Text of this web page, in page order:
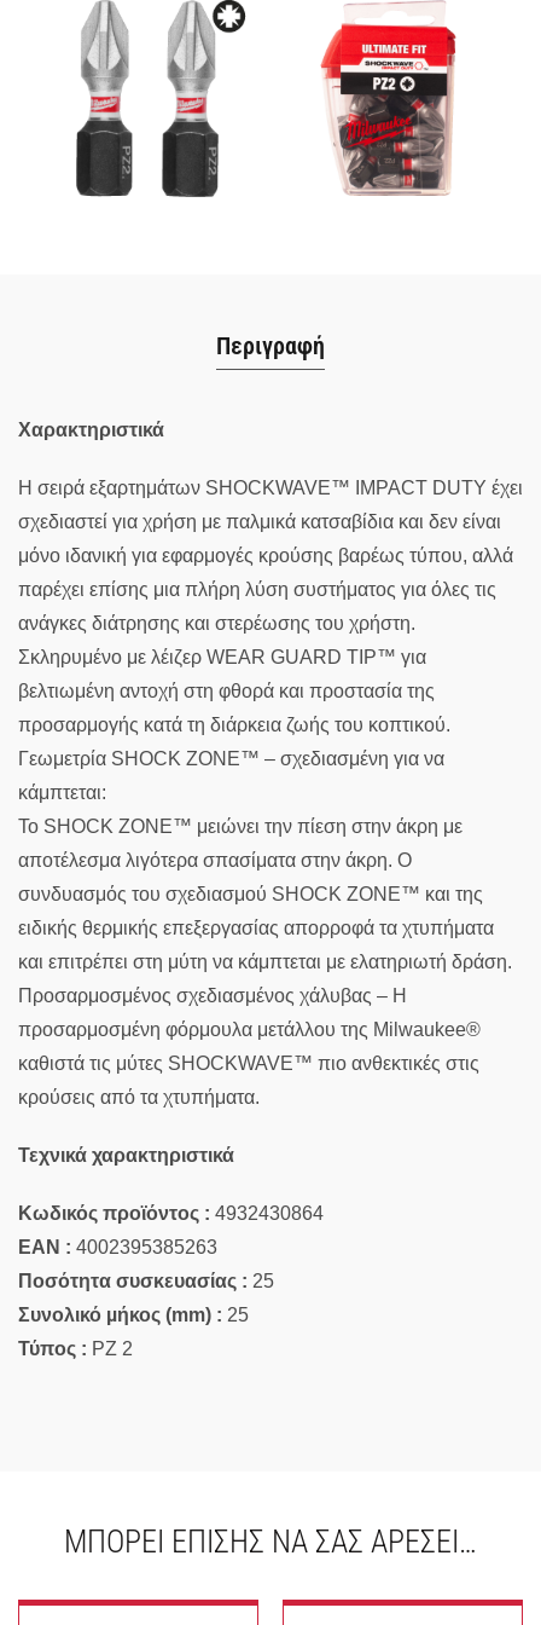
Περιγραφή
Χαρακτηριστικά
Η σειρά εξαρτημάτων SHOCKWAVE™ IMPACT DUTY έχει
σχεδιαστεί για χρήση με παλμικά κατσαβίδια και δεν είναι
μόνο ιδανική για εφαρμογές κρούσης βαρέως τύπου, αλλά
παρέχει επίσης μια πλήρη λύση συστήματος για όλες τις
ανάγκες διάτρησης και στερέωσης του χρήστη.
Σκληρυμένο με λέιζερ WEAR GUARD TIP™ για
βελτιωμένη αντοχή στη φθορά και προστασία της
προσαρμογής κατά τη διάρκεια ζωής του κοπτικού.
Γεωμετρία SHOCK ZONE™ – σχεδιασμένη για να
κάμπτεται:
Το SHOCK ZONE™ μειώνει την πίεση στην άκρη με
αποτέλεσμα λιγότερα σπασίματα στην άκρη. Ο
συνδυασμός του σχεδιασμού SHOCK ZONE™ και της
ειδικής θερμικής επεξεργασίας απορροφά τα χτυπήματα
και επιτρέπει στη μύτη να κάμπτεται με ελατηριωτή δράση.
Προσαρμοσμένος σχεδιασμένος χάλυβας – Η
προσαρμοσμένη φόρμουλα μετάλλου της Milwaukee®
καθιστά τις μύτες SHOCKWAVE™ πιο ανθεκτικές στις
κρούσεις από τα χτυπήματα.
Τεχνικά χαρακτηριστικά
Κωδικός προϊόντος : 4932430864
EAN : 4002395385263
Ποσότητα συσκευασίας : 25
Συνολικό µήκος (mm) : 25
Τύπος : PZ 2
ΜΠΟΡΕΊ ΕΠΊΣΗΣ ΝΑ ΣΑΣ ΑΡΈΣΕΙ…